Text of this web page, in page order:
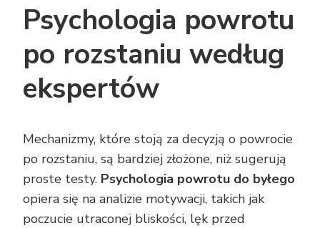
Psychologia powrotu
po rozstaniu według
ekspertów
Mechanizmy, które stoją za decyzją o powrocie
po rozstaniu, są bardziej złożone, niż sugerują
proste testy. Psychologia powrotu do byłego
opiera się na analizie motywacji, takich jak
poczucie utraconej bliskości, lęk przed